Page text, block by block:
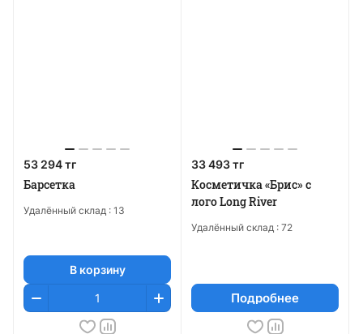
53 294 тг
Барсетка
Удалённый склад : 13
В корзину
33 493 тг
Косметичка «Брис» с
лого Long River
Удалённый склад : 72
Подробнее